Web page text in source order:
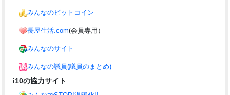
みんなのビットコイン
長屋生活.com(会員専用）
みんなのサイト
みんなの議員(議員のまとめ)
i10の協力サイト